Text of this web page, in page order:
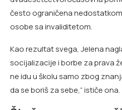
često ograničena
osobe sa invaliditetom.
Kao rezultat svega, Jelena
socijalizacije i borbe za prava
ne idu u školu samo zbog
da se boriš za sebe,“ ističe ona.